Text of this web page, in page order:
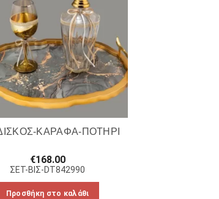
ΚΑΡΑΦΑ-ΠΟΤΗΡΙ
€168.00
ΣΕΤ-ΒΙΣ-DT842990
Προσθήκη στο καλάθι